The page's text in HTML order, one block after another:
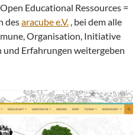
Educational Ressources =
desaracube e.V. , bei dem alle
Organisation, Initiative
Erfahrungen weitergeben